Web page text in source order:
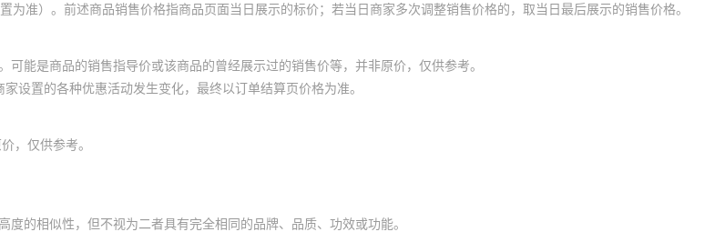
准）。前述商品销售价格指商品页面当日展示的标价；若当日商家多次调整销售价格的，取当日最后展示的销售价格。
能是商品的销售指导价或该商品的曾经展示过的销售价等，并非原价，仅供参考。
设置的各种优惠活动发生变化，最终以订单结算页价格为准。
，仅供参考。
的相似性，但不视为二者具有完全相同的品牌、品质、功效或功能。